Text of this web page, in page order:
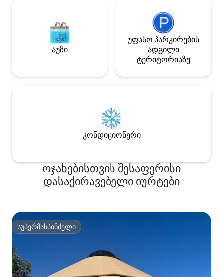
აუზი
უფასო პარკირების
ადგილი
ტერიტორიაზე
კონდიციონერი
ოჯახებისთვის შესაფერისი
დასაქირავებელი იურტები
სუპერმასპინძელი
სუპერმასპინძელი